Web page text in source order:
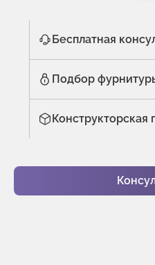
Бесплатная
Подбор
Конструкторская